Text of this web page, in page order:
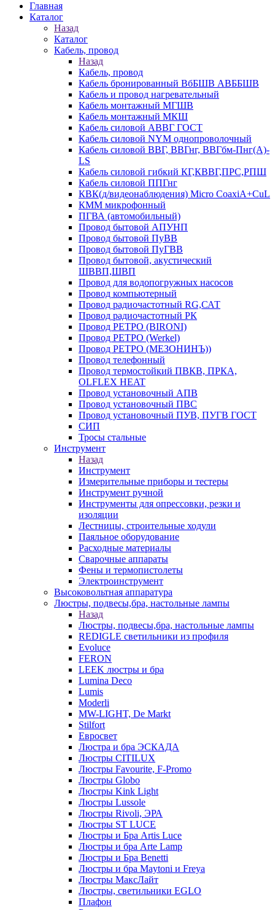
Главная
Каталог
Назад
Каталог
Кабель, провод
Назад
Кабель, провод
Кабель бронированный ВбБШВ АВББШВ
Кабель и провод нагревательный
Кабель монтажный МГШВ
Кабель монтажный МКШ
Кабель силовой АВВГ ГОСТ
Кабель силовой NYM однопроволочный
Кабель силовой ВВГ, ВВГнг, ВВГбм-Пнг(А)-
LS
Кабель силовой гибкий КГ,КВВГ,ПРС,РПШ
Кабель силовой ППГнг
КВК(д/видеонаблюдения) Micro CoaxiA+CuL
КММ микрофонный
ПГВА (автомобильный)
Провод бытовой АПУНП
Провод бытовой ПуВВ
Провод бытовой ПуГВВ
Провод бытовой, акустический
ШВВП,ШВП
Провод для водопогружных насосов
Провод компьютерный
Провод радиочастотный RG,САТ
Провод радиочастотный РК
Провод РЕТРО (BIRONI)
Провод РЕТРО (Werkel)
Провод РЕТРО (МЕЗОНИНЪ))
Провод телефонный
Провод термостойкий ПВКВ, ПРКА,
OLFLEX HEAT
Провод установочный АПВ
Провод установочный ПВС
Провод установочный ПУВ, ПУГВ ГОСТ
СИП
Тросы стальные
Инструмент
Назад
Инструмент
Измерительные приборы и тестеры
Инструмент ручной
Инструменты для опрессовки, резки и
изоляции
Лестницы, строительные ходули
Паяльное оборудование
Расходные материалы
Сварочные аппараты
Фены и термопистолеты
Электроинструмент
Высоковольтная аппаратура
Люстры, подвесы,бра, настольные лампы
Назад
Люстры, подвесы,бра, настольные лампы
REDIGLE светильники из профиля
Evoluce
FERON
LEEK люстры и бра
Lumina Deco
Lumis
Moderli
MW-LIGHT, De Markt
Stilfort
Евросвет
Люстра и бра ЭСКАДА
Люстры CITILUX
Люстры Favourite, F-Promo
Люстры Globo
Люстры Kink Light
Люстры Lussole
Люстры Rivoli, ЭРА
Люстры ST LUCE
Люстры и Бра Artis Luce
Люстры и бра Arte Lamp
Люстры и Бра Benetti
Люстры и бра Maytoni и Freya
Люстры МаксЛайт
Люстры, светильники EGLO
Плафон